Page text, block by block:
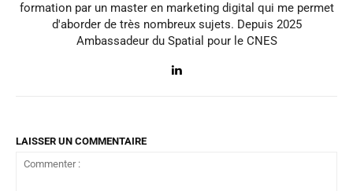
formation par un master en marketing digital qui me permet
d'aborder de très nombreux sujets. Depuis 2025
Ambassadeur du Spatial pour le CNES
LAISSER UN COMMENTAIRE